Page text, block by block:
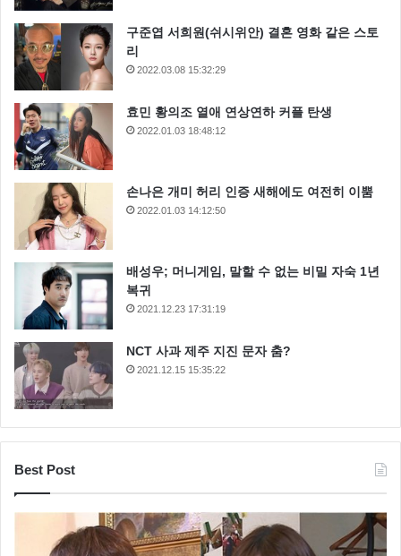
구준엽 서희원(쉬시위안) 결혼 영화 같은 스토
리
2022.03.08 15:32:29
효민 황의조 열애 연상연하 커플 탄생
2022.01.03 18:48:12
손나은 개미 허리 인증 새해에도 여전히 이뿜
2022.01.03 14:12:50
배성우; 머니게임, 말할 수 없는 비밀 자숙 1년
복귀
2021.12.23 17:31:19
NCT 사과 제주 지진 문자 춤?
2021.12.15 15:35:22
Best Post